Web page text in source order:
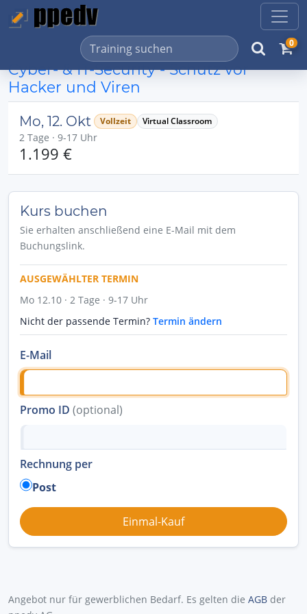
0
Cyber- & IT-Security - Schutz vor
Hacker und Viren
Mo, 12. Okt Vollzeit Virtual Classroom
2 Tage · 9-17 Uhr
1.199 €
Kurs buchen
Sie erhalten anschließend eine E-Mail mit dem
Buchungslink.
AUSGEWÄHLTER TERMIN
Mo 12.10 · 2 Tage · 9-17 Uhr
Nicht der passende Termin? Termin ändern
E-Mail
Promo ID (optional)
Rechnung per
Post
Angebot nur für gewerblichen Bedarf. Es gelten die AGB der